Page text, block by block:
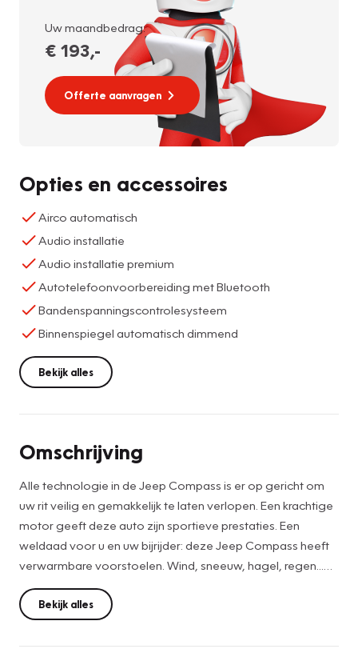
Uw maandbedrag:
€ 193,-
Offerte aanvragen
Opties en accessoires
Airco automatisch
Audio installatie
Audio installatie premium
Autotelefoonvoorbereiding met Bluetooth
Bandenspanningscontrolesysteem
Binnenspiegel automatisch dimmend
Bekijk alles
Omschrijving
Alle technologie in de Jeep Compass is er op gericht om
uw rit veilig en gemakkelijk te laten verlopen. Een krachtige
motor geeft deze auto zijn sportieve prestaties. Een
weldaad voor u en uw bijrijder: deze Jeep Compass heeft
verwarmbare voorstoelen. Wind, sneeuw, hagel, regen...
allemaal vergeten als u het verwarmd stuurwiel in handen
heeft. Met de krachtige xenonverlichting rijdt u ontspannen
in het donker. Bij de rijke uitrusting horen ook 17 inch
Bekijk alles